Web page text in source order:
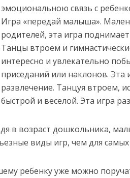
эмоциональною связь с
Игра «передай малыша».
родителей, эта игра
Танцы втроем и
интересно и увлекательно
приседаний или наклонов. Эта
развлечение. Танцуя втроем,
быстрой и веселой. Эта игра
в возраст дошкольника,
виды игр, чем для
ребенку уже можно